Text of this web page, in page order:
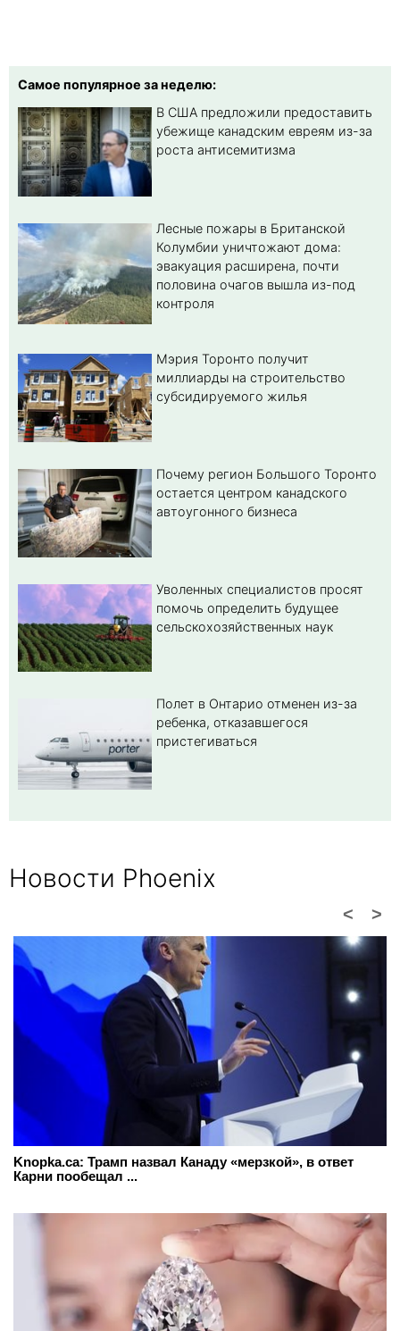
Самое популярное за неделю:
В США предложили предоставить
убежище канадским евреям из-за
роста антисемитизма
Лесные пожары в Британской
Колумбии уничтожают дома:
эвакуация расширена, почти
половина очагов вышла из-под
контроля
Мэрия Торонто получит
миллиарды на строительство
субсидируемого жилья
Почему регион Большого Торонто
остается центром канадского
автоугонного бизнеса
Уволенных специалистов просят
помочь определить будущее
сельскохозяйственных наук
Полет в Онтарио отменен из-за
ребенка, отказавшегося
пристегиваться
Новости Phoenix
>
<
Knopka.ca: Трамп назвал Канаду «мерзкой», в ответ
Карни пообещал ...